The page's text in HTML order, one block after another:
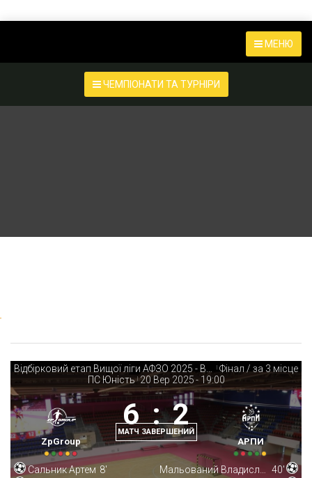
МЕНЮ
ЧЕМПІОНАТИ ТА ТУРНІРИ
| Фінал / за 3 місце
ПС Юність | 20 Вер 2025- 19:00
ZpGroup
6 : 2
МАТЧ ЗАВЕРШЕНИЙ
АРПИ
Сальник Артем 8'
40'